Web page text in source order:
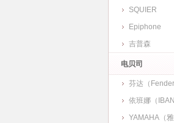
SQUIER
Epiphone
吉普森
电贝司
芬达（Fender
依班娜（
YAMAHA（雅